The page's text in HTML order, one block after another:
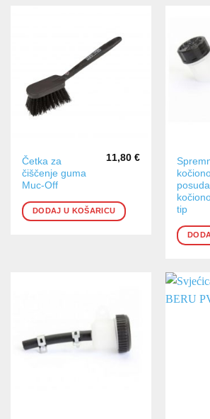
Četka za
čiščenje guma
Muc-Off
11,80 €
DODAJ U KOŠARICU
tip